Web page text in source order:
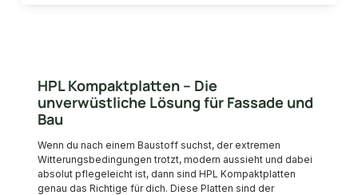
HPL Kompaktplatten – Die
unverwüstliche Lösung für Fassade und
Bau
Wenn du nach einem Baustoff suchst, der extremen
Witterungsbedingungen trotzt, modern aussieht und dabei
absolut pflegeleicht ist, dann sind HPL Kompaktplatten
genau das Richtige für dich. Diese Platten sind der